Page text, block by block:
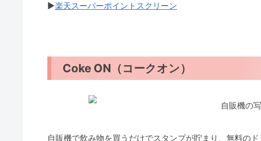
▶楽天スーパーポイントスクリーン
Coke ON（コークオン）
自販機で飲み物を買うだけでスタンプが貯まり、無料の